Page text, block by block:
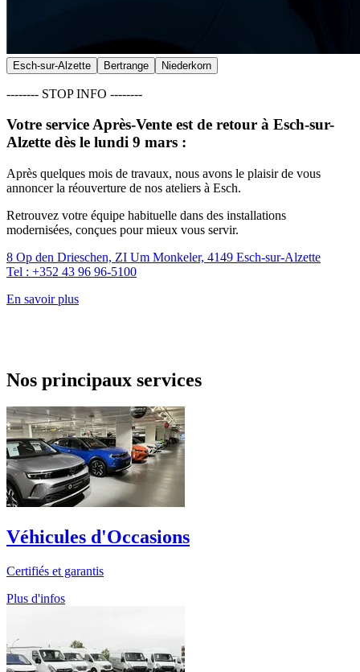
Esch-sur-Alzette Bertrange Niederkorn
-------- STOP INFO --------
Votre service Après-Vente est de retour à Esch-sur-
Alzette dès le lundi 9 mars :
Après quelques mois de travaux, nous avons le plaisir de vous
annoncer la réouverture de nos ateliers à Esch.
Retrouvez votre équipe habituelle dans des installations
modernisées, conçues pour mieux vous servir.
8 Op den Drieschen, ZI Um Monkeler, 4149 Esch-sur-Alzette
Tel : +352 43 96 96-5100
En savoir plus
Nos principaux services
Véhicules d'Occasions
Certifiés et garantis
Plus d'infos